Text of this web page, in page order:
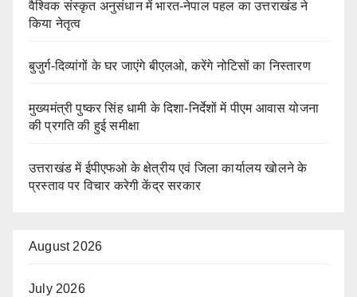
वैश्विक संस्कृत अनुसंधान में भारत-नेपाल पहल का उत्तराखंड ने
किया नेतृत्व
बुजुर्ग-दिव्यांगों के घर जाएंगे बीएलओ, करेंगे नोटिसों का निस्तारण
मुख्यमंत्री पुष्कर सिंह धामी के दिशा-निर्देशों में पीएम आवास योजना
की प्रगति की हुई समीक्षा
उत्तराखंड में ईपीएफओ के क्षेत्रीय एवं जिला कार्यालय खोलने के
प्रस्ताव पर विचार करेगी केंद्र सरकार
August 2026
July 2026